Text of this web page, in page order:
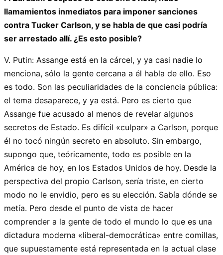
llamamientos inmediatos para imponer sanciones
contra Tucker Carlson, y se habla de que casi podría
ser arrestado allí. ¿Es esto posible?
V. Putin: Assange está en la cárcel, y ya casi nadie lo
menciona, sólo la gente cercana a él habla de ello. Eso
es todo. Son las peculiaridades de la conciencia pública:
el tema desaparece, y ya está. Pero es cierto que
Assange fue acusado al menos de revelar algunos
secretos de Estado. Es difícil «culpar» a Carlson, porque
él no tocó ningún secreto en absoluto. Sin embargo,
supongo que, teóricamente, todo es posible en la
América de hoy, en los Estados Unidos de hoy. Desde la
perspectiva del propio Carlson, sería triste, en cierto
modo no le envidio, pero es su elección. Sabía dónde se
metía. Pero desde el punto de vista de hacer
comprender a la gente de todo el mundo lo que es una
dictadura moderna «liberal-democrática» entre comillas,
que supuestamente está representada en la actual clase